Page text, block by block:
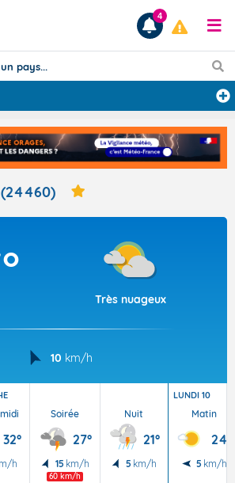
Prévisions
LES RÉSULTATS
Articles
4
(24460)
Très nuageux
10 km/h
32°
h
Soirée
27°
15 km/h
60 km/h
Nuit
21°
5 km/h
LUNDI 10
Matin
24°
5 km/h